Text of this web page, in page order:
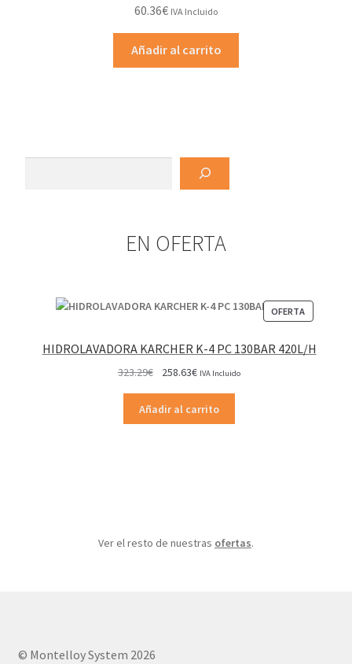
60.36€ IVA Incluido
Añadir al carrito
EN OFERTA
OFERTA
EN
HIDROLAVADORA KARCHER K-4 PC 130BAR 420L/H
323.29€
original
era:
258.63€El
actual
es:
IVA Incluido
Añadir al carrito
Ver el resto de nuestras ofertas.
© Montelloy System 2026